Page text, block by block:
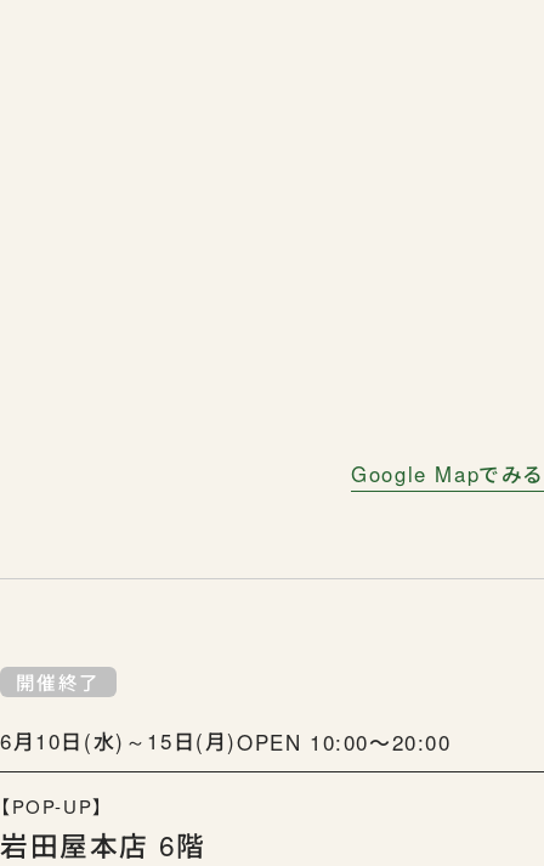
Google Mapでみる
開催終了
6月10日(水)～15日(月)OPEN 10:00〜20:00
【POP-UP】
岩田屋本店 6階